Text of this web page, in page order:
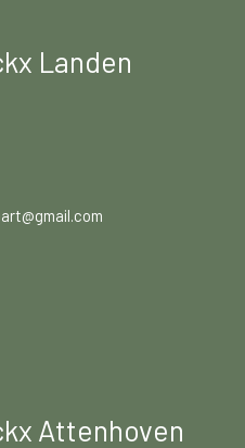
Landen
Attenhoven